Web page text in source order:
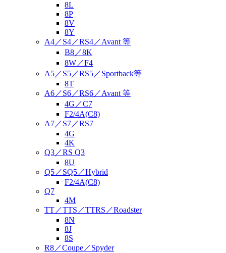
8L
8P
8V
8Y
A4／S4／RS4／Avant 等
B8／8K
8W／F4
A5／S5／RS5／Sportback等
8T
A6／S6／RS6／Avant 等
4G／C7
F2/4A(C8)
A7／S7／RS7
4G
4K
Q3／RS Q3
8U
Q5／SQ5／Hybrid
F2/4A(C8)
Q7
4M
TT／TTS／TTRS／Roadster
8N
8J
8S
R8／Coupe／Spyder